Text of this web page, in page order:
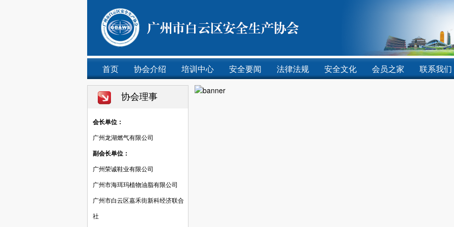
首页 协会介绍 培训中心 安全要闻 法律法规 安全文化 会员之家 联系我们
协会理事
会长单位：
广州龙湖燃气有限公司
副会长单位：
广州荣诚鞋业有限公司
广州市海珥玛植物油脂有限公司
广州市白云区嘉禾街新科经济联合
社